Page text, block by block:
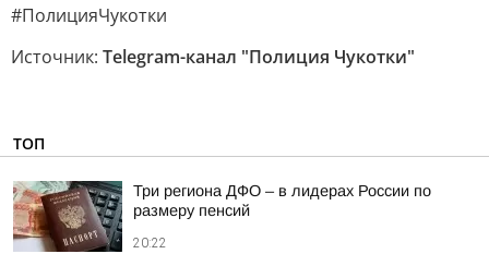
#ПолицияЧукотки
Источник: Telegram-канал "Полиция Чукотки"
ТОП
Три региона ДФО – в лидерах России по
размеру пенсий
20:22